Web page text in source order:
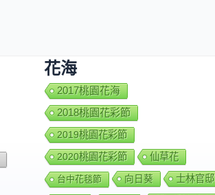
花海
2017桃園花海
2018桃園花彩節
2019桃園花彩節
2020桃園花彩節
仙草花
台中花毯節 向日葵 士林官邸